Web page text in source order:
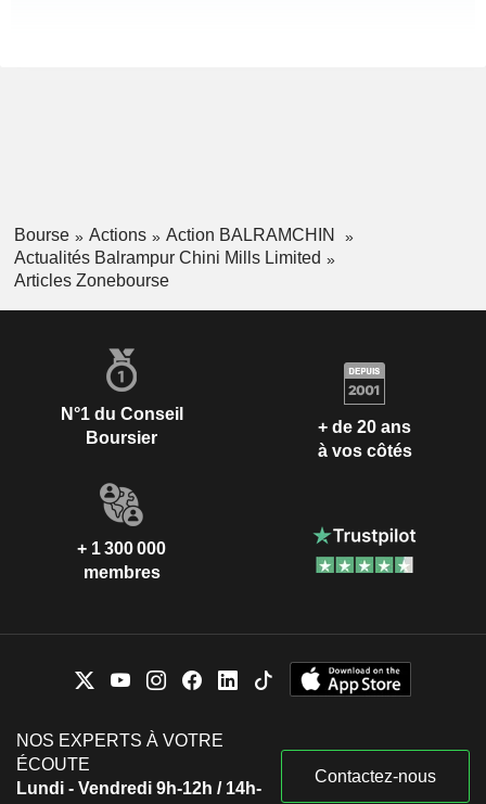
Bourse Actions
Action BALRAMCHIN
Actualités Balrampur Chini Mills Limited
Articles Zonebourse
N°1 du Conseil
Boursier
+ de 20 ans
à vos côtés
+ 1 300 000
membres
NOS EXPERTS À VOTRE
ÉCOUTE
Lundi - Vendredi 9h-12h / 14h-
Contactez-nous